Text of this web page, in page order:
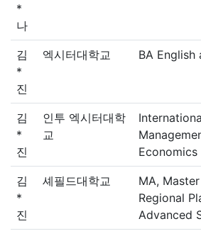
*
나
김
*
진
엑시터대학교 BA
김
*
진
인투 엑시터대학
교
Economics
김
*
진
셰필드대학교
MA,
Regional
Advanced